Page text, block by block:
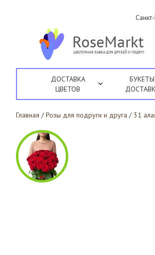
ДОСТАВКА
ЦВЕТОВ
Главная / Розы для подруги и друга / 31